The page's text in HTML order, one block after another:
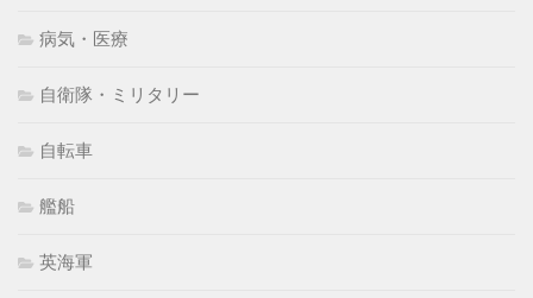
病気・医療
自衛隊・ミリタリー
自転車
艦船
英海軍